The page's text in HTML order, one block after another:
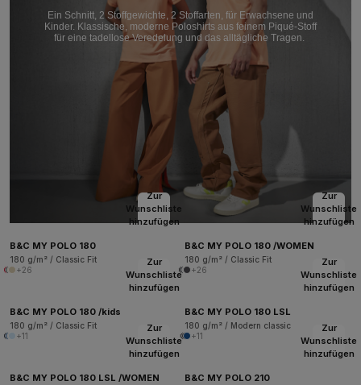
Ein Schnitt, 2 Stoffgewichte, 2 Stoffarten, für Erwachsene und
Kinder. Klassische, moderne Poloshirts aus feinem Piqué-Stoff
für eine tadellose Veredelung und das alltägliche Tragen.
Zur
Wunschliste
hinzufügen
B&C MY POLO 180
180 g/m² / Classic Fit
+26
Zur
Wunschliste
hinzufügen
B&C MY POLO 180 /WOMEN
180 g/m² / Classic Fit
+26
Zur
Wunschliste
hinzufügen
B&C MY POLO 180 /kids
180 g/m² / Classic Fit
+11
Zur
Wunschliste
hinzufügen
B&C MY POLO 180 LSL
180 g/m² / Modern classic
+11
Zur
Wunschliste
hinzufügen
B&C MY POLO 180 LSL /WOMEN
Zur
Wunschliste
hinzufügen
B&C MY POLO 210